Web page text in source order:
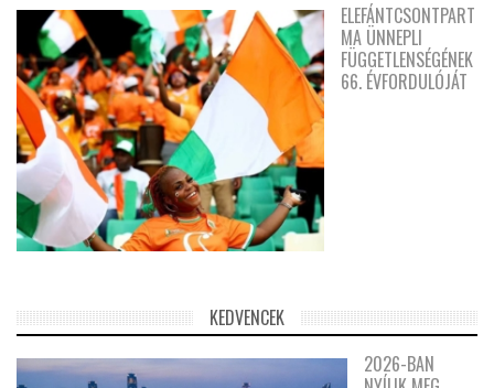
ELEFÁNTCSONTPART
MA ÜNNEPLI
FÜGGETLENSÉGÉNEK
66. ÉVFORDULÓJÁT
KEDVENCEK
2026-BAN